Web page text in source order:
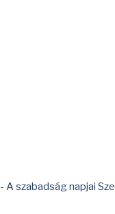
szabadság napjai